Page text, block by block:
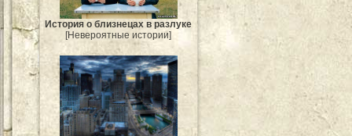
История о близнецах в разлуке
[Невероятные истории]